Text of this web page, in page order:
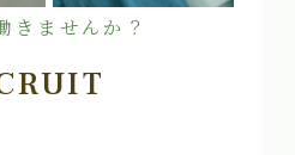
きませんか？